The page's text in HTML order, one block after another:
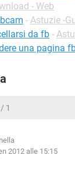
- Web
- Astuzie -
da fb -
una pagina
1
2012 alle 15:15